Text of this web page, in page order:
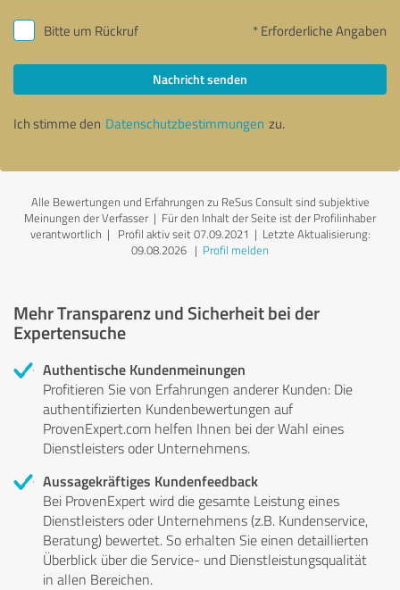
Bitte um Rückruf * Erforderliche Angaben
Nachricht senden
Ich stimme den Datenschutzbestimmungen zu.
Alle Bewertungen und Erfahrungen zu ReSus Consult sind subjektive
Meinungen der Verfasser | Für den Inhalt der Seite ist der Profilinhaber
verantwortlich | Profil aktiv seit 07.09.2021 | Letzte Aktualisierung:
09.08.2026 | Profil melden
Mehr Transparenz und Sicherheit bei der
Expertensuche
Authentische Kundenmeinungen
Profitieren Sie von Erfahrungen anderer Kunden: Die
authentifizierten Kundenbewertungen auf
ProvenExpert.com helfen Ihnen bei der Wahl eines
Dienstleisters oder Unternehmens.
Aussagekräftiges Kundenfeedback
Bei ProvenExpert wird die gesamte Leistung eines
Dienstleisters oder Unternehmens (z.B. Kundenservice,
Beratung) bewertet. So erhalten Sie einen detaillierten
Überblick über die Service- und Dienstleistungsqualität
in allen Bereichen.